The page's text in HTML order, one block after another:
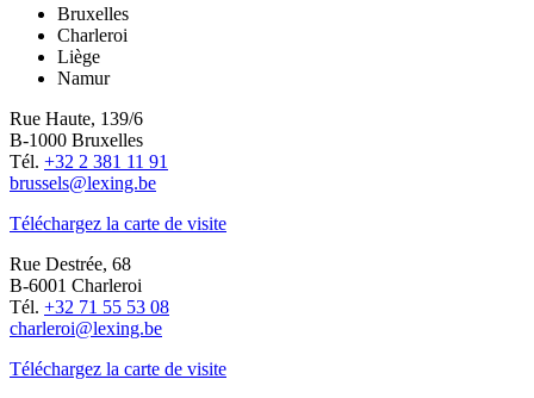
Bruxelles
Charleroi
Liège
Namur
Rue Haute, 139/6
B-1000 Bruxelles
Tél. +32 2 381 11 91
brussels@lexing.be
Téléchargez la carte de visite
Rue Destrée, 68
B-6001 Charleroi
Tél. +32 71 55 53 08
charleroi@lexing.be
Téléchargez la carte de visite